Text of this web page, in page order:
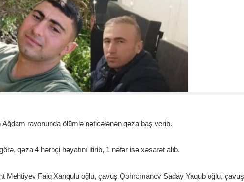
rayonunda ölümlə nəticələnən qəza baş verib.
qəza 4 hərbçi həyatını itirib, 1 nəfər isə xəsarət alıb.
Mehtiyev Faiq Xanqulu oğlu, çavuş Qəhrəmanov Saday Yaqub oğlu, çavuş